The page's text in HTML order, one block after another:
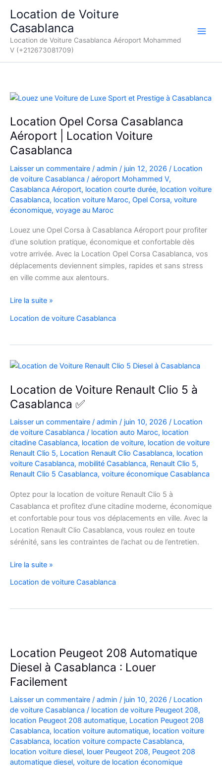
contenu
Location de Voiture
Casablanca
Location de Voiture Casablanca Aéroport Mohammed
V (+212673081709)
Location Opel Corsa Casablanca
Aéroport | Location Voiture
Casablanca
Laisser un commentaire / admin / juin 12, 2026 / Location
de voiture Casablanca / aéroport Mohammed V,
Casablanca Aéroport, location courte durée, location voiture
Casablanca, location voiture Maroc, Opel Corsa, voiture
économique, voyage au Maroc
Louez une Opel Corsa à Casablanca Aéroport pour profiter
d’une solution pratique, économique et confortable dès
votre arrivée. Avec la Location Opel Corsa Casablanca, vos
déplacements deviennent simples, rapides et sans stress
en ville comme aux alentours.
Location
Corsa
Aéroport
|
Location
Voiture
Casablanca
Lire la suite »
Location de voiture Casablanca
Location de Voiture Renault Clio 5 à
Casablanca ✅
Laisser un commentaire / admin / juin 10, 2026 / Location
de voiture Casablanca / location auto Maroc, location
citadine Casablanca, location de voiture, location de voiture
Renault Clio 5, Location Renault Clio Casablanca, location
voiture Casablanca, mobilité Casablanca, Renault Clio 5,
Renault Clio 5 Casablanca, voiture économique Casablanca
Optez pour la location de voiture Renault Clio 5 à
Casablanca et profitez d’une citadine moderne, économique
et confortable pour tous vos déplacements en ville. Avec la
Location Renault Clio Casablanca, vous roulez en toute
sérénité, sans les contraintes de l’achat ou de l’entretien.
Location
Voiture
Clio
Casablanca
✅
Lire la suite »
Location de voiture Casablanca
Location Peugeot 208 Automatique
Diesel à Casablanca : Louer
Facilement
Laisser un commentaire / admin / juin 10, 2026 / Location
de voiture Casablanca / location de voiture Peugeot 208,
location Peugeot 208 automatique, Location Peugeot 208
Casablanca, location voiture automatique, location voiture
Casablanca, location voiture compacte Casablanca,
location voiture diesel, louer Peugeot 208, Peugeot 208
automatique diesel, voiture de location économique